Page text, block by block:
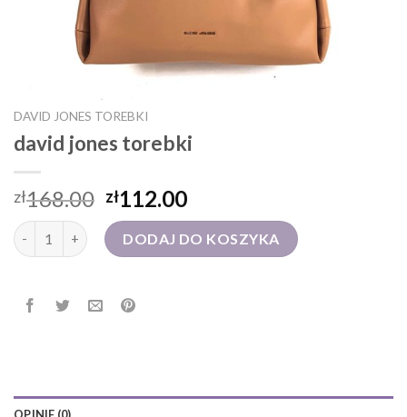
DAVID JONES TOREBKI
david jones torebki
zł168.00 zł112.00
ilość david jones torebkiDODAJ DO KOSZYKA